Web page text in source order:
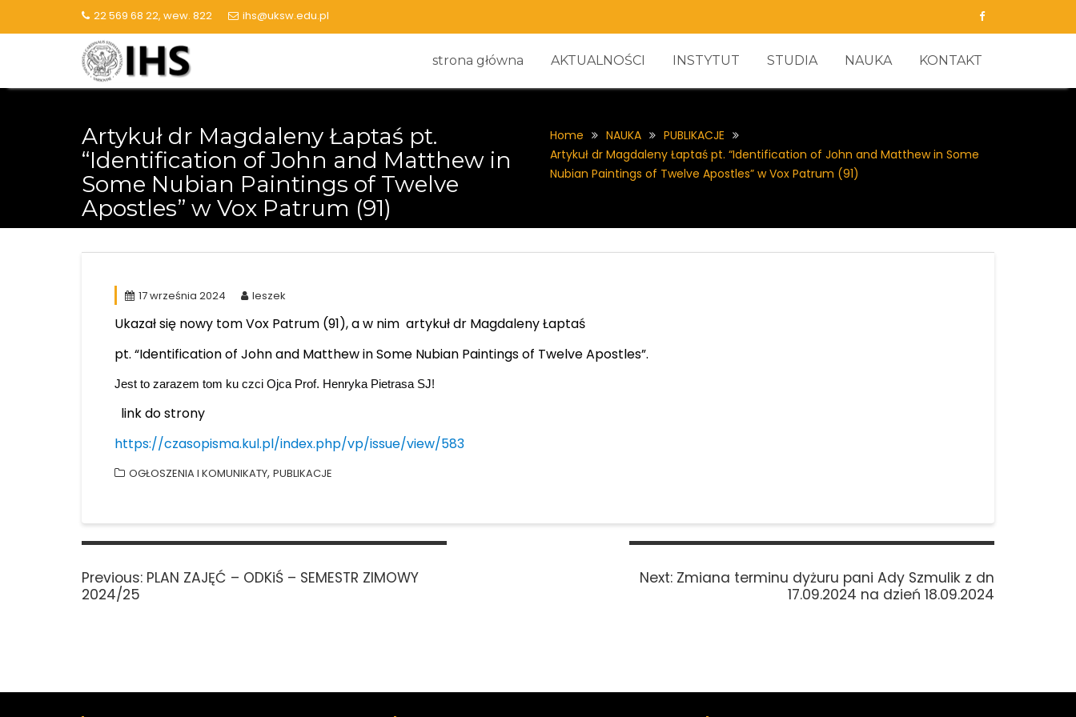
22 569 68 22, wew. 822 ihs@uksw.edu.pl
strona główna AKTUALNOŚCI INSTYTUT STUDIA NAUKA KONTAKT
Artykuł dr Magdaleny Łaptaś pt.
“Identification of John and Matthew in
Some Nubian Paintings of Twelve
Apostles” w Vox Patrum (91)
Home NAUKA
PUBLIKACJE
Artykuł dr Magdaleny Łaptaś pt. “Identification of John and Matthew in Some
Nubian Paintings of Twelve Apostles” w Vox Patrum (91)
17 września 2024 leszek
Ukazał się nowy tom Vox Patrum (91), a w nim artykuł dr Magdaleny Łaptaś
pt. “Identification of John and Matthew in Some Nubian Paintings of Twelve Apostles”.
Jest to zarazem tom ku czci Ojca Prof. Henryka Pietrasa SJ!
link do strony
https://czasopisma.kul.pl/index.php/vp/issue/view/583
OGŁOSZENIA I KOMUNIKATY, PUBLIKACJE
Nawigacja
Previous: Previous
PLAN ZAJĘĆ – ODKiŚ – SEMESTR ZIMOWY
2024/25
Next: Next
Zmiana terminu dyżuru pani Ady Szmulik z dn
17.09.2024 na dzień 18.09.2024